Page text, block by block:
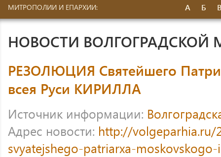
МИТРОПОЛИИ И ЕПАРХИИ: А Б
НОВОСТИ
РЕЗОЛЮЦИЯ Святейшего
всея Руси КИРИЛЛА
Источник информации:
Адрес новости: http://volgeparhia.ru/
svyatejshego-patriarxa-